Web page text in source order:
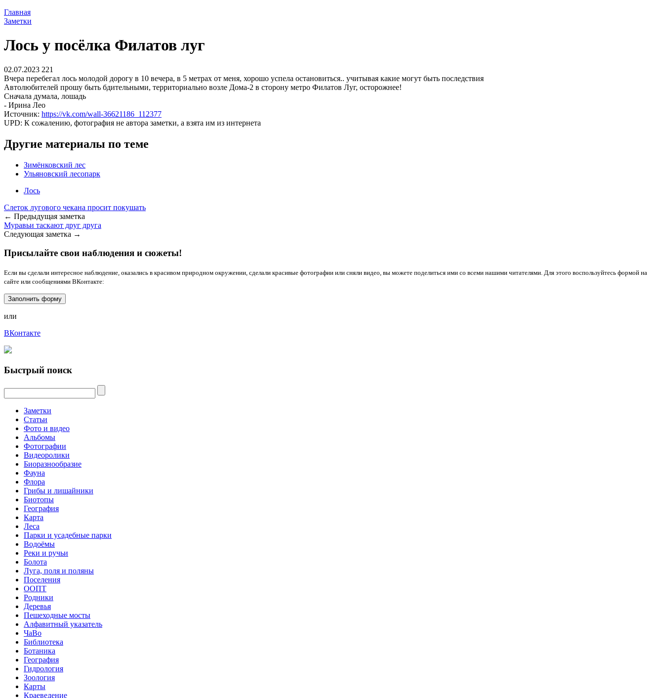
Главная
Заметки
Лось у посёлка Филатов луг
02.07.2023 221
Вчера перебегал лось молодой дорогу в 10 вечера, в 5 метрах от меня, хорошо успела остановиться.. учитывая какие могут быть последствия
Автолюбителей прошу быть бдительными, территориально возле Дома-2 в сторону метро Филатов Луг, осторожнее!
Сначала думала, лошадь
- Ирина Лео
Источник: https://vk.com/wall-36621186_112377
UPD: К сожалению, фотография не автора заметки, а взята им из интернета
Другие материалы по теме
Зимёнковский лес
Ульяновский лесопарк
Лось
Слеток лугового чекана просит покушать
← Предыдущая заметка
Муравьи таскают друг друга
Следующая заметка →
Присылайте свои наблюдения и сюжеты!
Если вы сделали интересное наблюдение, оказались в красивом природном окружении, сделали красивые фотографии или сняли видео, вы можете поделиться ими со всеми нашими читателями. Для этого воспользуйтесь формой на
сайте или сообщениями ВКонтакте:
Заполнить форму
или
ВКонтакте
Быстрый поиск
Заметки
Статьи
Фото и видео
Альбомы
Фотографии
Видеоролики
Биоразнообразие
Фауна
Флора
Грибы и лишайники
Биотопы
География
Карта
Леса
Парки и усадебные парки
Водоёмы
Реки и ручьи
Болота
Луга, поля и поляны
Поселения
ООПТ
Родники
Деревья
Пешеходные мосты
Алфавитный указатель
ЧаВо
Библиотека
Ботаника
География
Гидрология
Зоология
Карты
Краеведение